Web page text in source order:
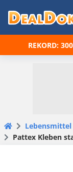
REKORD:
Lebensmittel
Pattex Kleben